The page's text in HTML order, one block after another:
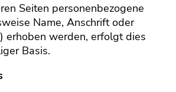
Seiten personenbezogene
Name, Anschrift oder
erhoben werden, erfolgt dies
Basis.